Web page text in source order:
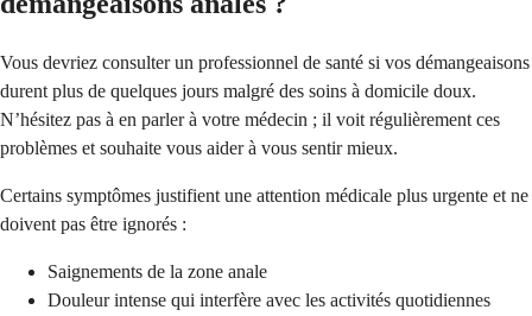
Vous devriez consulter un professionnel de santé si vos démangeaisons
durent plus de quelques jours malgré des soins à domicile doux.
N’hésitez pas à en parler à votre médecin ; il voit régulièrement ces
problèmes et souhaite vous aider à vous sentir mieux.
Certains symptômes justifient une attention médicale plus urgente et ne
doivent pas être ignorés :
Saignements de la zone anale
Douleur intense qui interfère avec les activités quotidiennes